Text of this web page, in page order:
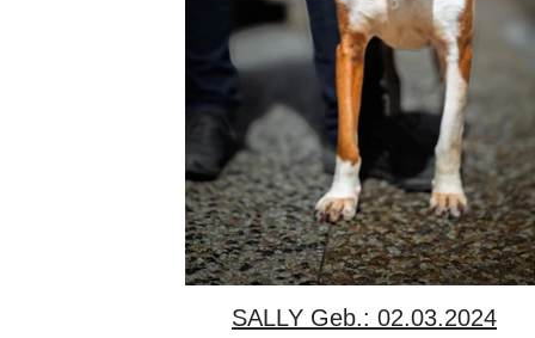
SALLY Geb.: 02.03.2024